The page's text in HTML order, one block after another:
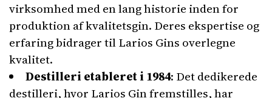
virksomhed med en lang historie inden for
produktion af kvalitetsgin. Deres ekspertise og
erfaring bidrager til Larios Gins overlegne
kvalitet.
Destilleri etableret i 1984: Det dedikerede
destilleri, hvor Larios Gin fremstilles, har